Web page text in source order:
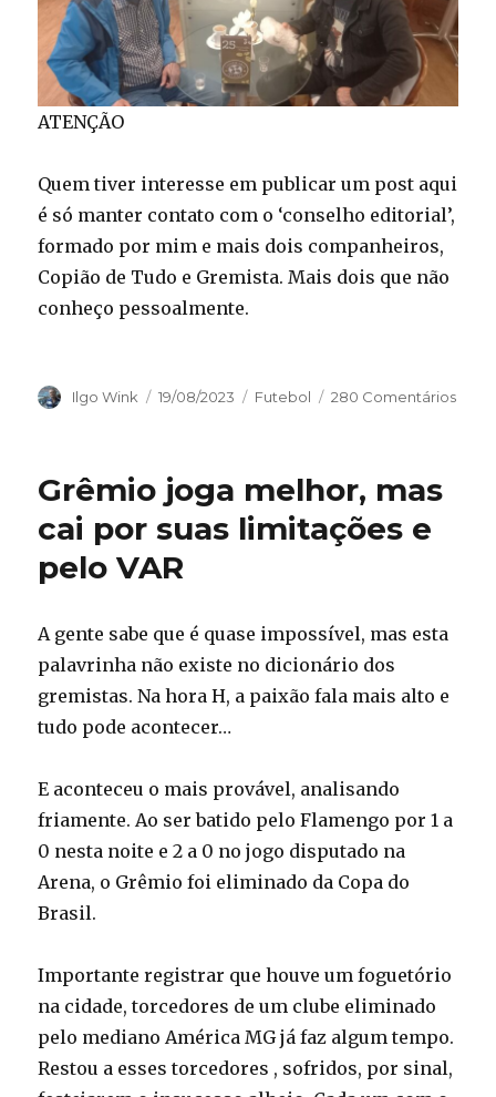
ATENÇÃO
Quem tiver interesse em publicar um post aqui
é só manter contato com o ‘conselho editorial’,
formado por mim e mais dois companheiros,
Copião de Tudo e Gremista. Mais dois que não
conheço pessoalmente.
Autor
Ilgo Wink
Publicado
19/08/2023 Categorias
Futebol 280 Comentários
Grêmio joga melhor, mas
cai por suas limitações e
pelo VAR
A gente sabe que é quase impossível, mas esta
palavrinha não existe no dicionário dos
gremistas. Na hora H, a paixão fala mais alto e
tudo pode acontecer…
E aconteceu o mais provável, analisando
friamente. Ao ser batido pelo Flamengo por 1 a
0 nesta noite e 2 a 0 no jogo disputado na
Arena, o Grêmio foi eliminado da Copa do
Brasil.
Importante registrar que houve um foguetório
na cidade, torcedores de um clube eliminado
pelo mediano América MG já faz algum tempo.
Restou a esses torcedores , sofridos, por sinal,